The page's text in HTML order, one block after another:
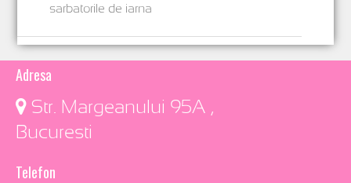
sarbatorile de iarna
Adresa
​ Str. Margeanului 95A ,
Bucuresti
Telefon